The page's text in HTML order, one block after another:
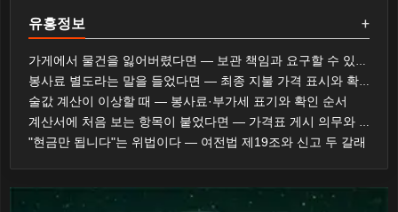
+
유흥정보
가게에서 물건을 잃어버렸다면 — 보관 책임과 요구할 수 있는 것
봉사료 별도라는 말을 들었다면 — 최종 지불 가격 표시와 확인 순서
술값 계산이 이상할 때 — 봉사료·부가세 표기와 확인 순서
계산서에 처음 보는 항목이 붙었다면 — 가격표 게시 의무와 대응 순서
"현금만 됩니다"는 위법이다 — 여전법 제19조와 신고 두 갈래